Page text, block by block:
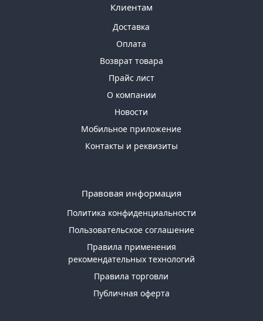
Клиентам
Доставка
Оплата
Возврат товара
Прайс лист
О компании
Новости
Мобильное приложение
Контакты и реквизиты
Правовая информация
Политика конфиденциальности
Пользовательское соглашение
Правила применения
рекомендательных технологий
Правила торговли
Публичная оферта